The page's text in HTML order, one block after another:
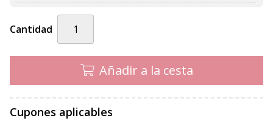
Cantidad
Añadir a la cesta
Cupones aplicables